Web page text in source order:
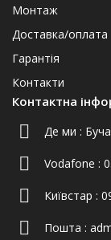
Монтаж
Доставка/оплата
Гарантія
Контакти
Контактна
Де ми :
Vodafone :
Київстар :
Пошта :